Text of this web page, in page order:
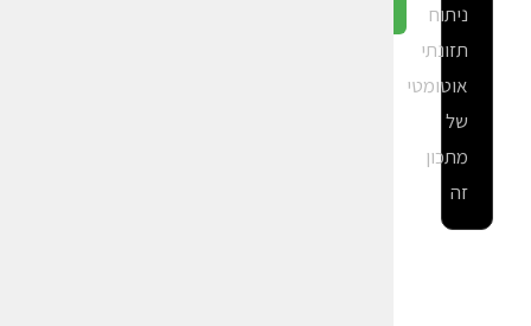
ניתוח
תזונתי
אוטומטי
של
מתכון
זה